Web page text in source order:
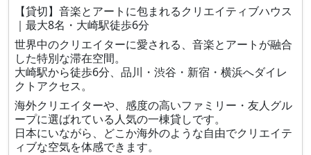
【貸切】音楽とアートに包まれるクリエイティブハウス
｜最大8名・大崎駅徒歩6分
世界中のクリエイターに愛される、音楽とアートが融合
した特別な滞在空間。
大崎駅から徒歩6分、品川・渋谷・新宿・横浜へダイレ
クトアクセス。
海外クリエイターや、感度の高いファミリー・友人グル
ープに選ばれている人気の一棟貸しです。
日本にいながら、どこか海外のような自由でクリエイテ
ィブな空気を体感できます。